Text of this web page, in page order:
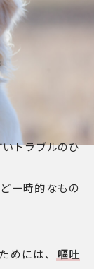
トラブルのひ
一時的なもの
めには、
嘔吐